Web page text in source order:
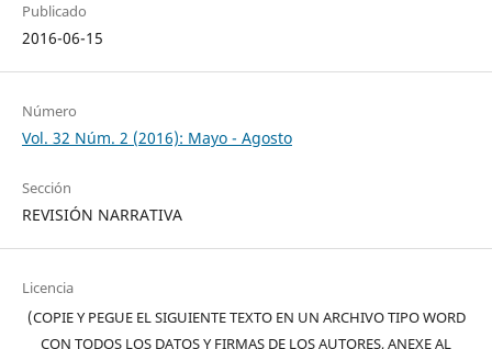
Publicado
2016-06-15
Número
Vol. 32 Núm. 2 (2016): Mayo - Agosto
Sección
REVISIÓN NARRATIVA
Licencia
(COPIE Y PEGUE EL SIGUIENTE TEXTO EN UN ARCHIVO TIPO WORD
CON TODOS LOS DATOS Y FIRMAS DE LOS AUTORES, ANEXE AL